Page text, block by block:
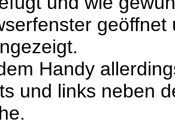
Handy
und links neben